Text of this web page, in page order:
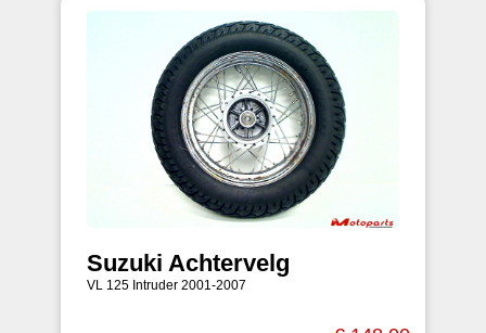
Suzuki Achtervelg
VL 125 Intruder 2001-2007